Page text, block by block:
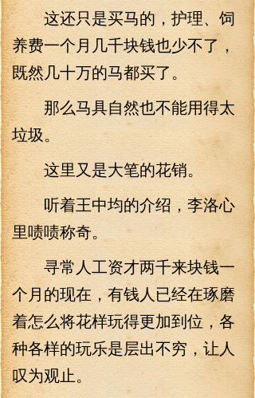
这还只是买马的，护理、饲
养费一个月几千块钱也少不了，
既然几十万的马都买了。
那么马具自然也不能用得太
垃圾。
这里又是大笔的花销。
听着王中均的介绍，李洛心
里啧啧称奇。
寻常人工资才两千来块钱一
个月的现在，有钱人已经在琢磨
着怎么将花样玩得更加到位，各
种各样的玩乐是层出不穷，让人
叹为观止。